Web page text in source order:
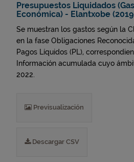
Presupuestos Liquidados
Económica) - Elantxobe
Se muestran los gastos según la
en la fase Obligaciones
Pagos Líquidos (PL),
Información acumulada cuyo
2022.
Previsualización
Descargar CSV